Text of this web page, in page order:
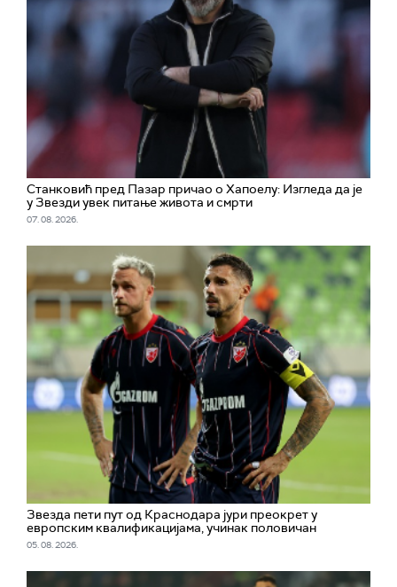
Станковић пред Пазар причао о Хапоелу: Изгледа да је
у Звезди увек питање живота и смрти
07. 08. 2026.
Звезда пети пут од Краснодара јури преокрет у
европским квалификацијама, учинак половичан
05. 08. 2026.